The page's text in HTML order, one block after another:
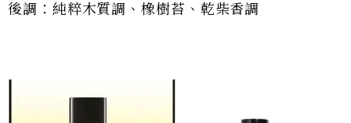
後調：純粹木質調、橡樹苔、乾柴香調